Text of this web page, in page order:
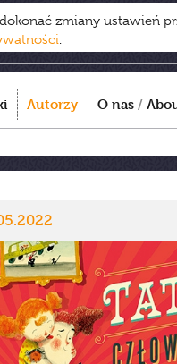
zmiany ustawień
.
Autorzy O nas /